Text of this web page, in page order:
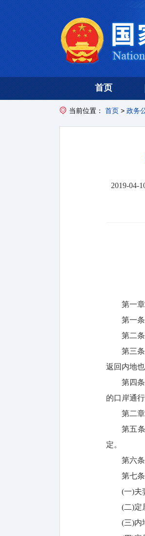
首页
当前位置： 首页 > 政务
2019-04-
第一
第一
第二
第三
返回内地
第四
的口岸通行
第二
第五
定。
第六
第七
(一)夫
(二)定
(三)内